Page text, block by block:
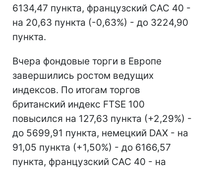
6134,47 пункта, французский CAC 40 -
на 20,63 пункта (-0,63%) - до 3224,90
пункта.
Вчера фондовые торги в Европе
завершились ростом ведущих
индексов. По итогам торгов
британский индекс FTSE 100
повысился на 127,63 пункта (+2,29%) -
до 5699,91 пункта, немецкий DAX - на
91,05 пункта (+1,50%) - до 6166,57
пункта, французский CAC 40 - на